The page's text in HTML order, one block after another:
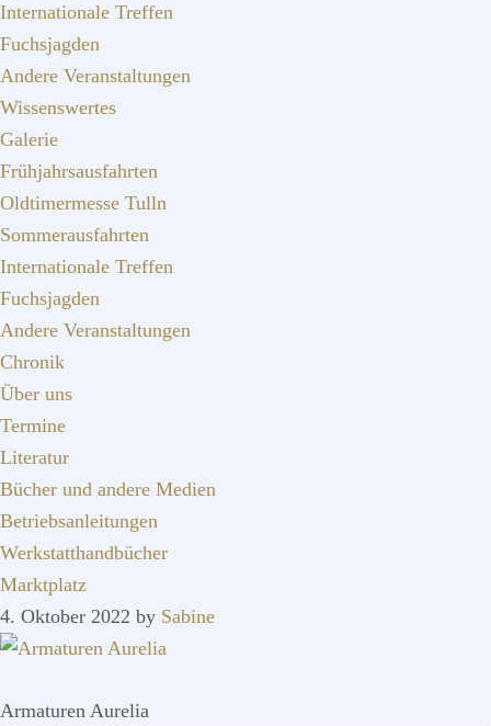
Internationale Treffen
Fuchsjagden
Andere Veranstaltungen
Wissenswertes
Galerie
Frühjahrsausfahrten
Oldtimermesse Tulln
Sommerausfahrten
Internationale Treffen
Fuchsjagden
Andere Veranstaltungen
Chronik
Über uns
Termine
Literatur
Bücher und andere Medien
Betriebsanleitungen
Werkstatthandbücher
Marktplatz
4. Oktober 2022 by Sabine
Armaturen Aurelia